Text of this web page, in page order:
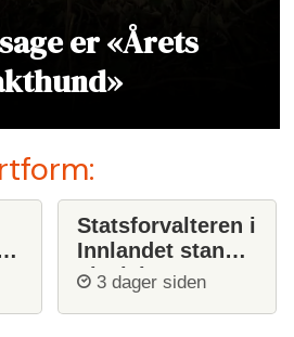
er «Årets
Statsforvalteren i
Innlandet stanser
ulvejakt
3 dager siden